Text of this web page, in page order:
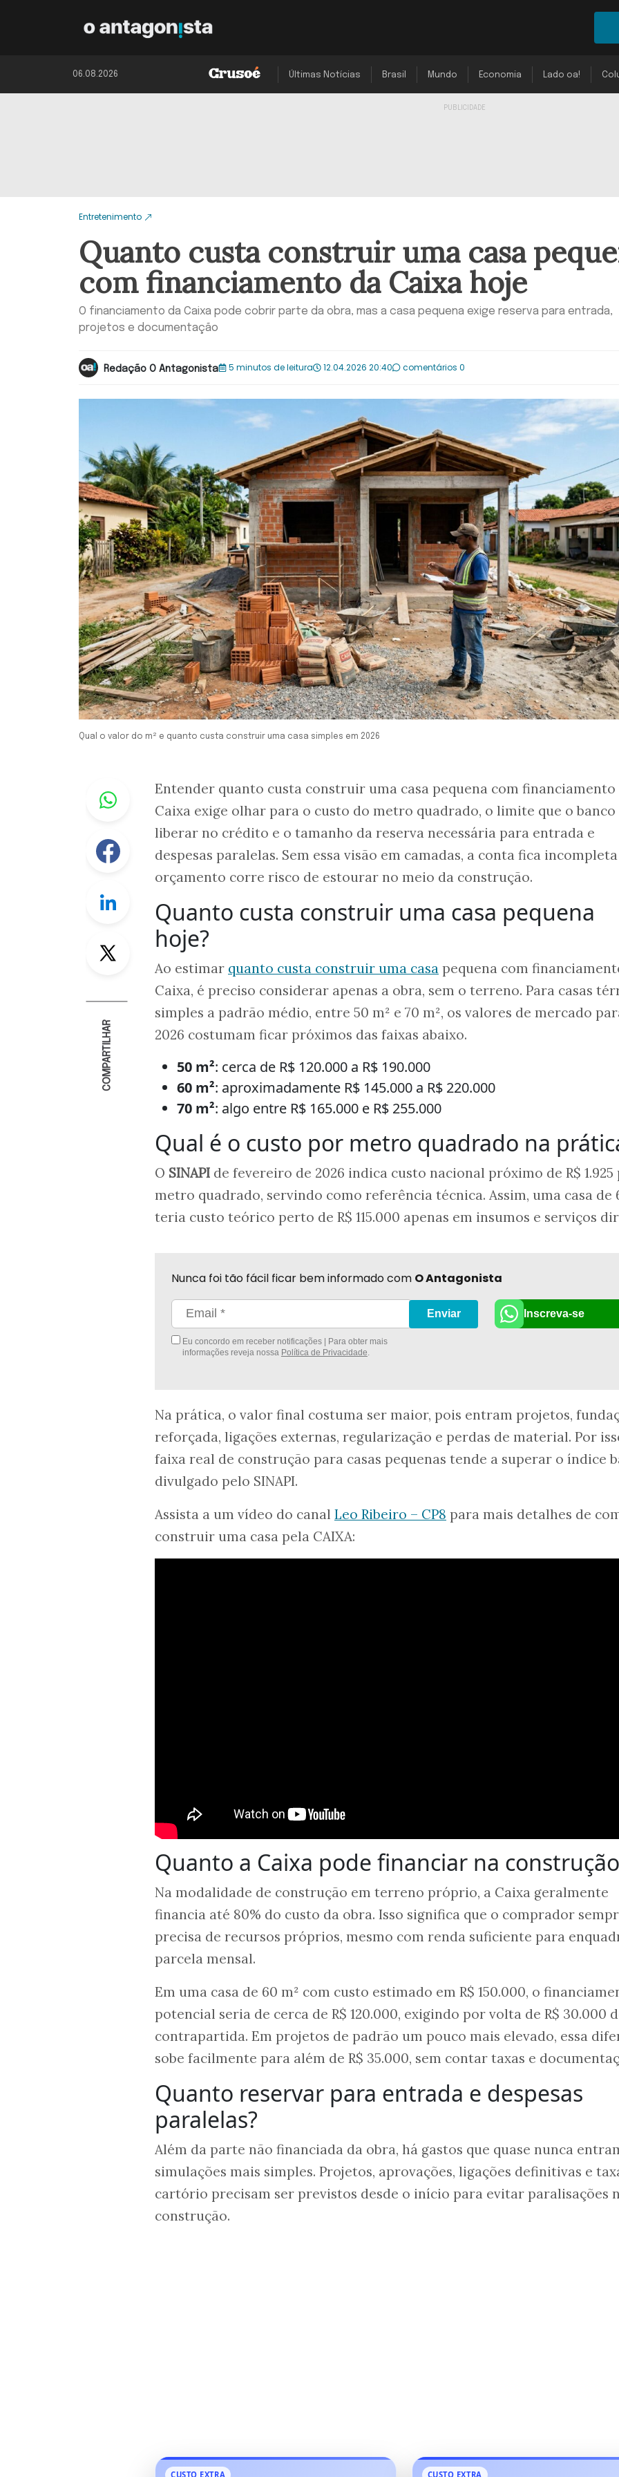
06.08.2026 Últimas Notícias Brasil Mundo Economia Lado oa!
Entretenimento
Quanto custa construir uma casa
com financiamento da Caixa hoje
O financiamento da Caixa pode cobrir parte da obra, mas a casa pequena exige reserva para entrada,
projetos e documentação
Redação O Antagonista 5 minutos de leitura 12.04.2026 20:40 comentários 0
Qual o valor do m² e quanto custa construir uma casa simples em 2026
Whastapp
Facebook
Linkedin
Twitter
COMPARTILHAR
Entender quanto custa construir uma casa pequena com financiamento
Caixa exige olhar para o custo do metro quadrado, o limite que o banco
liberar no crédito e o tamanho da reserva necessária para entrada e
despesas paralelas. Sem essa visão em camadas, a conta fica
orçamento corre risco de estourar no meio da construção.
Quanto custa construir uma casa pequena
hoje?
Ao estimar quanto custa construir uma casa pequena com
Caixa, é preciso considerar apenas a obra, sem o terreno. Para casas
simples a padrão médio, entre 50 m² e 70 m², os valores de mercado
2026 costumam ficar próximos das faixas abaixo.
50 m²: cerca de R$ 120.000 a R$ 190.000
60 m²: aproximadamente R$ 145.000 a R$ 220.000
70 m²: algo entre R$ 165.000 e R$ 255.000
Qual é o custo por metro quadrado na
O SINAPI de fevereiro de 2026 indica custo nacional próximo de R$ 1.925
metro quadrado, servindo como referência técnica. Assim, uma casa de
teria custo teórico perto de R$ 115.000 apenas em insumos e serviços
Nunca foi tão fácil ficar bem informado com O Antagonista
Eu concordo em receber notificações | Para obter mais
informações reveja nossa Política de Privacidade
Enviar Inscreva-se
Na prática, o valor final costuma ser maior, pois entram projetos,
reforçada, ligações externas, regularização e perdas de material. Por
faixa real de construção para casas pequenas tende a superar o índice
divulgado pelo SINAPI.
Assista a um vídeo do canal Leo Ribeiro – CP8 para mais detalhes de
construir uma casa pela CAIXA:
Quanto a Caixa pode financiar na
Na modalidade de construção em terreno próprio, a Caixa geralmente
financia até 80% do custo da obra. Isso significa que o comprador
precisa de recursos próprios, mesmo com renda suficiente para
parcela mensal.
Em uma casa de 60 m² com custo estimado em R$ 150.000, o
potencial seria de cerca de R$ 120.000, exigindo por volta de R$ 30.000
contrapartida. Em projetos de padrão um pouco mais elevado, essa
sobe facilmente para além de R$ 35.000, sem contar taxas e
Quanto reservar para entrada e despesas
paralelas?
Além da parte não financiada da obra, há gastos que quase nunca
simulações mais simples. Projetos, aprovações, ligações definitivas e
cartório precisam ser previstos desde o início para evitar paralisações
construção.
CUSTO EXTRA CUSTO EXTRA